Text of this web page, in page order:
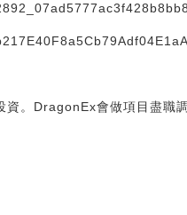
。DragonEx會做項目盡職